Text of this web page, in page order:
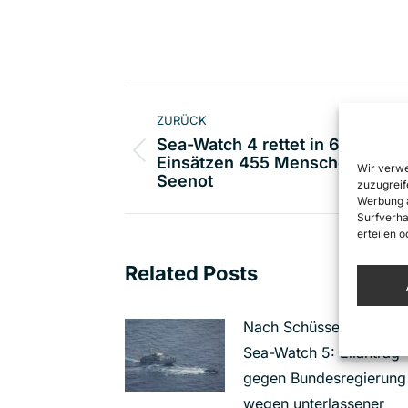
Wir
Werbung
erteilen
ZURÜCK
Vorheriger
Beitrag:
Sea-Watch 4 rettet in 6
Einsätzen 455 Menschen aus
Seenot
Related Posts
Nach Schüssen auf die
Sea-Watch 5: Eilantrag
gegen Bundesregierung
wegen unterlassener